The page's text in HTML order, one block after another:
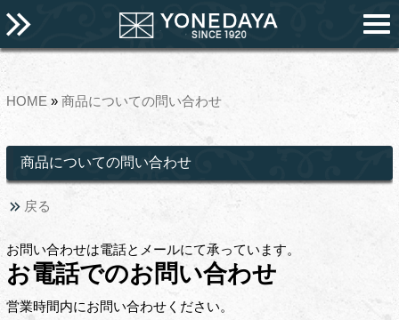
HOME » 商品についての問い合わせ
商品についての問い合わせ
戻る
お問い合わせは電話とメールにて承っています。
お電話でのお問い合わせ
営業時間内にお問い合わせください。